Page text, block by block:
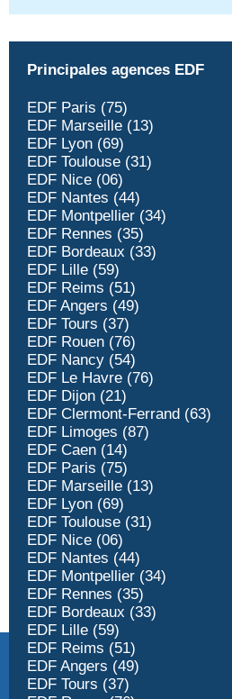
Principales agences EDF
EDF Paris (75)
EDF Marseille (13)
EDF Lyon (69)
EDF Toulouse (31)
EDF Nice (06)
EDF Nantes (44)
EDF Montpellier (34)
EDF Rennes (35)
EDF Bordeaux (33)
EDF Lille (59)
EDF Reims (51)
EDF Angers (49)
EDF Tours (37)
EDF Rouen (76)
EDF Nancy (54)
EDF Le Havre (76)
EDF Dijon (21)
EDF Clermont-Ferrand (63)
EDF Limoges (87)
EDF Caen (14)
EDF Paris (75)
EDF Marseille (13)
EDF Lyon (69)
EDF Toulouse (31)
EDF Nice (06)
EDF Nantes (44)
EDF Montpellier (34)
EDF Rennes (35)
EDF Bordeaux (33)
EDF Lille (59)
EDF Reims (51)
EDF Angers (49)
EDF Tours (37)